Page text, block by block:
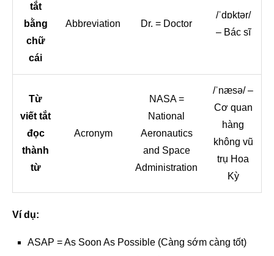
tắt
bằng
chữ
cái
Abbreviation Dr. = Doctor
/ˈdɒktər/
– Bác sĩ
Từ
viết tắt
đọc
thành
từ
Acronym
NASA =
National
Aeronautics
and Space
Administration
/ˈnæsə/ –
Cơ quan
hàng
không vũ
trụ Hoa
Kỳ
Ví dụ:
ASAP = As Soon As Possible (Càng sớm càng tốt)